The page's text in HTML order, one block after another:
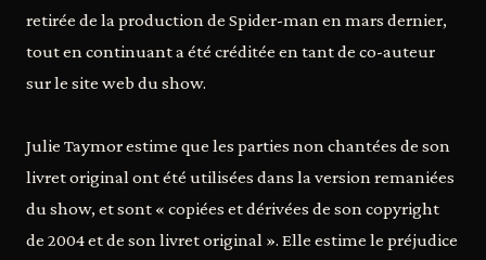
retirée de la production de Spider-man en mars dernier,
tout en continuant a été créditée en tant de co-auteur
sur le site web du show.
Julie Taymor estime que les parties non chantées de son
livret original ont été utilisées dans la version remaniées
du show, et sont « copiées et dérivées de son copyright
de 2004 et de son livret original ». Elle estime le préjudice